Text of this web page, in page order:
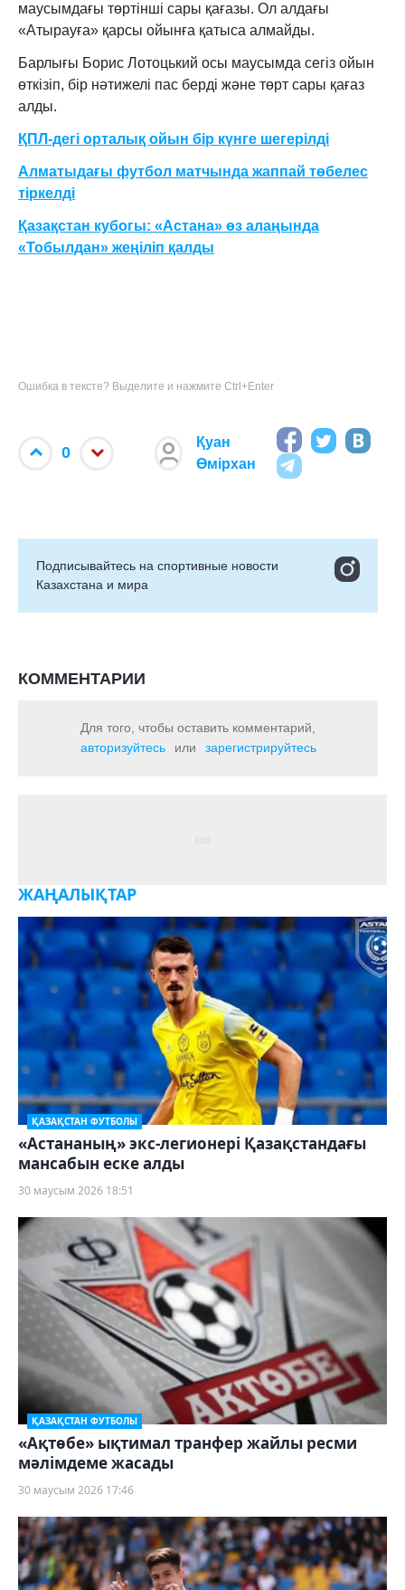
маусымдағы төртінші сары қағазы. Ол алдағы
«Атырауға» қарсы ойынға қатыса алмайды.
Барлығы Борис Лотоцький осы маусымда сегіз ойын
өткізіп, бір нәтижелі пас берді және төрт сары қағаз
алды.
ҚПЛ-дегі орталық ойын бір күнге шегерілді
Алматыдағы футбол матчында жаппай төбелес
тіркелді
Қазақстан кубогы: «Астана» өз алаңында
«Тобылдан» жеңіліп қалды
Ошибка в тексте? Выделите и нажмите Ctrl+Enter
0
Қуан
Өмірхан
Подписывайтесь на cпортивные новости
Казахстана и мира
КОММЕНТАРИИ
Для того, чтобы оставить комментарий,
авторизуйтесь
или зарегистрируйтесь
ЖАҢАЛЫҚТАР
ҚАЗАҚСТАН ФУТБОЛЫ
«Астананың» экс-легионері Қазақстандағы
мансабын еске алды
30 маусым 2026 18:51
ҚАЗАҚСТАН ФУТБОЛЫ
«Ақтөбе» ықтимал транфер жайлы ресми
мәлімдеме жасады
30 маусым 2026 17:46